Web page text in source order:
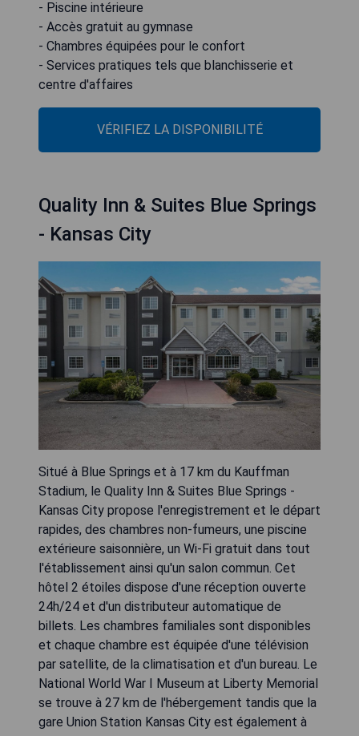
- Piscine intérieure
- Accès gratuit au gymnase
- Chambres équipées pour le confort
- Services pratiques tels que blanchisserie et
centre d'affaires
VÉRIFIEZ LA DISPONIBILITÉ
Quality Inn & Suites Blue Springs
- Kansas City
Situé à Blue Springs et à 17 km du Kauffman
Stadium, le Quality Inn & Suites Blue Springs -
Kansas City propose l'enregistrement et le départ
rapides, des chambres non-fumeurs, une piscine
extérieure saisonnière, un Wi-Fi gratuit dans tout
l'établissement ainsi qu'un salon commun. Cet
hôtel 2 étoiles dispose d'une réception ouverte
24h/24 et d'un distributeur automatique de
billets. Les chambres familiales sont disponibles
et chaque chambre est équipée d'une télévision
par satellite, de la climatisation et d'un bureau. Le
National World War I Museum at Liberty Memorial
se trouve à 27 km de l'hébergement tandis que la
gare Union Station Kansas City est également à